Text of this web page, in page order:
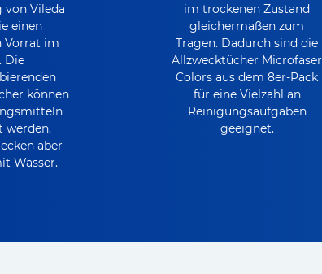
von Vileda
einen
Vorrat im
Die
können
werden,
aber
Wasser.
im trockenen Zustand
gleichermaßen zum
Tragen. Dadurch sind die
Allzwecktücher Microfaser
Colors aus dem 8er-Pack
für eine Vielzahl an
Reinigungsaufgaben
geeignet.